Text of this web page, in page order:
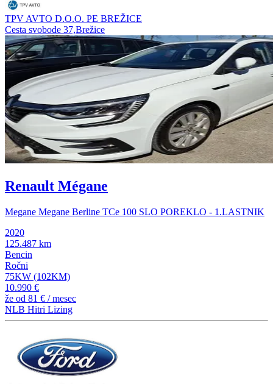
TPV AVTO D.O.O. PE BREŽICE
Cesta svobode 37,Brežice
Renault Mégane
Megane Megane Berline TCe 100 SLO POREKLO - 1.LASTNIK
2020
125.487 km
Bencin
Ročni
75KW (102KM)
10.990 €
že od 81 € / mesec
NLB Hitri Lizing